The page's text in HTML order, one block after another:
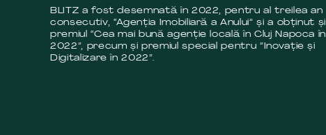
BLITZ a fost desemnată în 2022, pentru al treilea an
consecutiv, “Agenția Imobiliară a Anului” și a obținut și
premiul “Cea mai bună agenție locală în Cluj Napoca în
2022”, precum și premiul special pentru ”Inovație și
Digitalizare în 2022”.